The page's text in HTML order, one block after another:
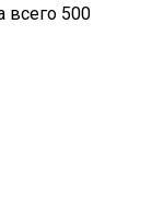
всего 500